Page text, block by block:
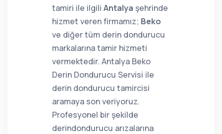
tamiri ile ilgili Antalya şehrinde
hizmet veren firmamız; Beko
ve diğer tüm derin dondurucu
markalarına tamir hizmeti
vermektedir. Antalya Beko
Derin Dondurucu Servisi ile
derin dondurucu tamircisi
aramaya son veriyoruz.
Profesyonel bir şekilde
derindondurucu arızalarına